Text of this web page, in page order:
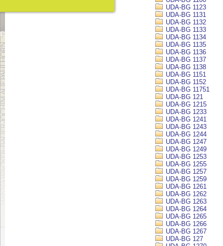
UDA-BG 1123
UDA-BG 1131
UDA-BG 1132
UDA-BG 1133
UDA-BG 1134
UDA-BG 1135
UDA-BG 1136
UDA-BG 1137
UDA-BG 1138
UDA-BG 1151
UDA-BG 1152
UDA-BG 11751
UDA-BG 121
UDA-BG 1215
UDA-BG 1233
UDA-BG 1241
UDA-BG 1243
UDA-BG 1244
UDA-BG 1247
UDA-BG 1249
UDA-BG 1253
UDA-BG 1255
UDA-BG 1257
UDA-BG 1259
UDA-BG 1261
UDA-BG 1262
UDA-BG 1263
UDA-BG 1264
UDA-BG 1265
UDA-BG 1266
UDA-BG 1267
UDA-BG 127